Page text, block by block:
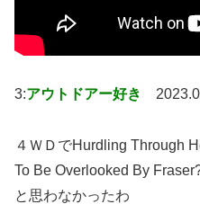
3:アウトドアー好き
４ＷＤでHurdling Through
To Be Overlooked By
と思わなかったわ